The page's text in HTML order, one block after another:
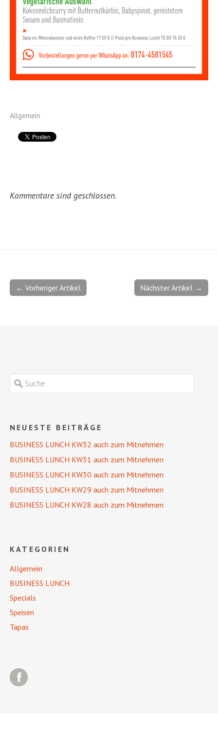
Allgemein
Kommentare sind geschlossen.
Nächster Artikel →
← Vorheriger Artikel
NEUESTE BEITRÄGE
BUSINESS LUNCH KW32 auch zum Mitnehmen
BUSINESS LUNCH KW31 auch zum Mitnehmen
BUSINESS LUNCH KW30 auch zum Mitnehmen
BUSINESS LUNCH KW29 auch zum Mitnehmen
BUSINESS LUNCH KW28 auch zum Mitnehmen
KATEGORIEN
Allgemein
BUSINESS LUNCH
Specials
Speisen
Tapas